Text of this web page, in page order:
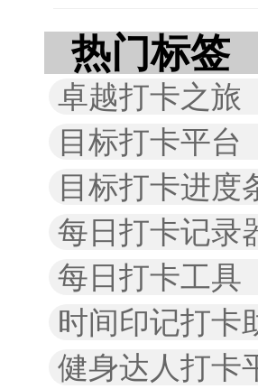
热门标签
卓越打卡之旅
目标打卡平台
目标打卡进度
每日打卡记录
每日打卡工具
时间印记打卡
健身达人打卡